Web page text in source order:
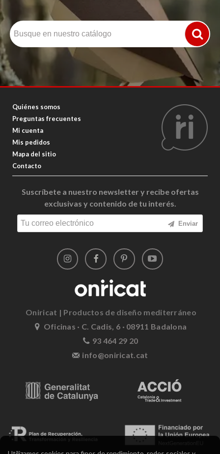
Quiénes somos
Preguntas frecuentes
Mi cuenta
Mis pedidos
Mapa del sitio
Contacto
Suscríbete a nuestro newsletter y recibe ofertas
exclusivas y contenido de tu interés.
Enviar
Oniricat | Productos de diseño mediterráneo
Oficinas · C. Cadis, 6 · 08911 Badalona
93 464 29 20
info@oniricat.cat